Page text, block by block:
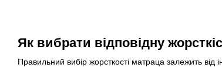
Як вибрати відповідну
Правильний вибір жорсткості матраца залежить від